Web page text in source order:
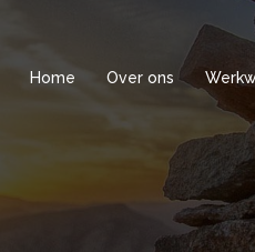
Home Over ons